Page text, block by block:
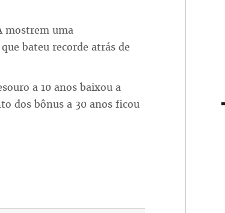
mostrem uma
bateu recorde atrás de
a 10 anos baixou a
dos bônus a 30 anos ficou